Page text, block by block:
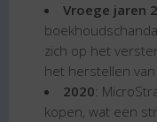
Vroege jaren
zich op het
het herstellen
2020:
kopen, wat een